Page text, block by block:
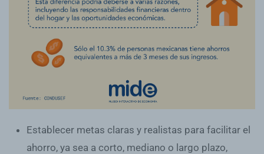
Establecer metas claras y realistas para facilitar el
ahorro, ya sea a corto, mediano o largo plazo,